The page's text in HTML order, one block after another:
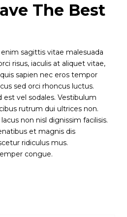
The Best
sagittis vitae malesuada
risus, iaculis at aliquet vitae,
sapien nec eros tempor
sed orci rhoncus luctus.
est vel sodales. Vestibulum
rutrum dui ultrices non.
non nisl dignissim facilisis.
et magnis dis
ridiculus mus.
congue.